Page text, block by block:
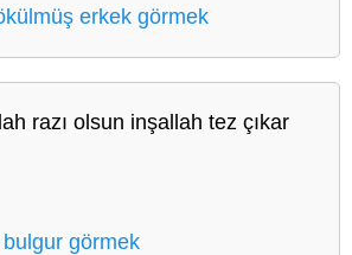
erkek görmek
razı olsun inşallah tez çıkar
görmek